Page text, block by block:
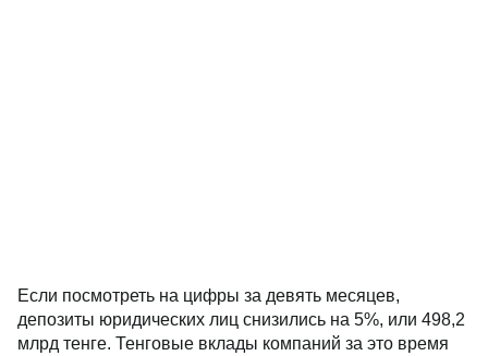
Если посмотреть на цифры за девять месяцев,
депозиты юридических лиц снизились на 5%, или 498,2
млрд тенге. Тенговые вклады компаний за это время